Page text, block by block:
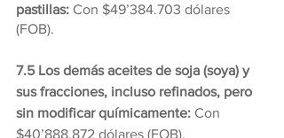
pastillas: Con $49’384.703 dólares
(FOB).
7.5 Los demás aceites de soja (soya) y
sus fracciones, incluso refinados, pero
sin modificar químicamente: Con
$40’888.872 dólares (FOB).